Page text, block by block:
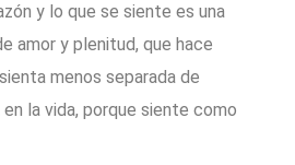
y lo que se siente es una
amor y plenitud, que hace
menos separada de
la vida, porque siente como